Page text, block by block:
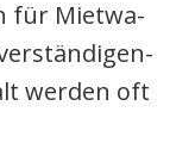
für Miet­wa­
wer­den oft